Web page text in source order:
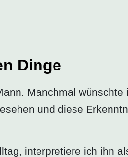
Dinge
Manchmal
und diese
interpretiere ich ihn